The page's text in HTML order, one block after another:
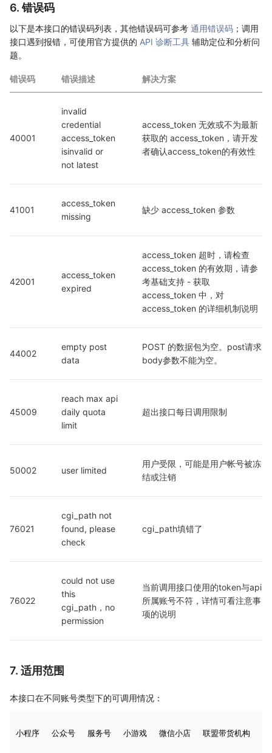
6. 错误码
以下是本接口的错误码列表，其他错误码可参考 通用错误码 ；调用
接口遇到报错，可使用官方提供的 API 诊断工具 辅助定位和分析问
题。
错误码 错误描述 解决方案
40001
invalid
credential
access_token
isinvalid or
not latest
access_token 无效或不为最新
获取的 access_token，请开发
者确认access_token的有效性
41001
access_token
missing
缺少 access_token 参数
42001
access_token
expired
access_token 超时，请检查
access_token 的有效期，请参
考基础支持 - 获取
access_token 中，对
access_token 的详细机制说明
44002
empty post
data
POST 的数据包为空。post请求
body参数不能为空。
45009
reach max api
daily quota
limit
超出接口每日调用限制
50002 user limited
用户受限，可能是用户帐号被冻
结或注销
76021
cgi_path not
found, please
check
cgi_path填错了
76022
could not use
this
cgi_path，no
permission
当前调用接口使用的token与api
所属账号不符，详情可看注意事
项的说明
7. 适用范围
本接口在不同账号类型下的可调用情况：
小程序 公众号 服务号 小游戏 微信小店 联盟带货机构